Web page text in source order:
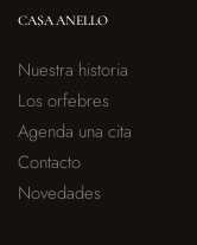
CASA ANELLO
Nuestra historia
Los orfebres
Agenda una cita
Contacto
Novedades